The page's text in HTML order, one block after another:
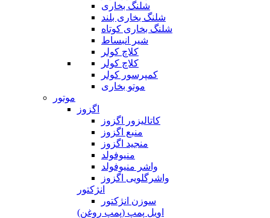
شلنگ بخاری
شلنگ بخاری بلند
شلنگ بخاری کوتاه
شیر انبساط
کلاچ کولر
کلاچ کولر
کمپرسور کولر
موتو بخاری
موتور
اگزوز
کاتالیزور اگزوز
منبع اگزوز
منجید اگزوز
منیوفولد
واشر منیوفولد
واشرگلویی اگزوز
انژکتور
سوزن انژکتور
اویل پمپ (پمپ روغن)